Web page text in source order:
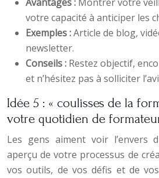
votre capacité à anticiper les
Exemples :Article de blog,
newsletter.
Conseils : Restez objectif,
et n’hésitez pas à solliciter
Idée 5 : « coulisses de la
votre quotidien de
Les gens aiment voir l’envers
aperçu de votre processus de
vos outils, de vos défis et de